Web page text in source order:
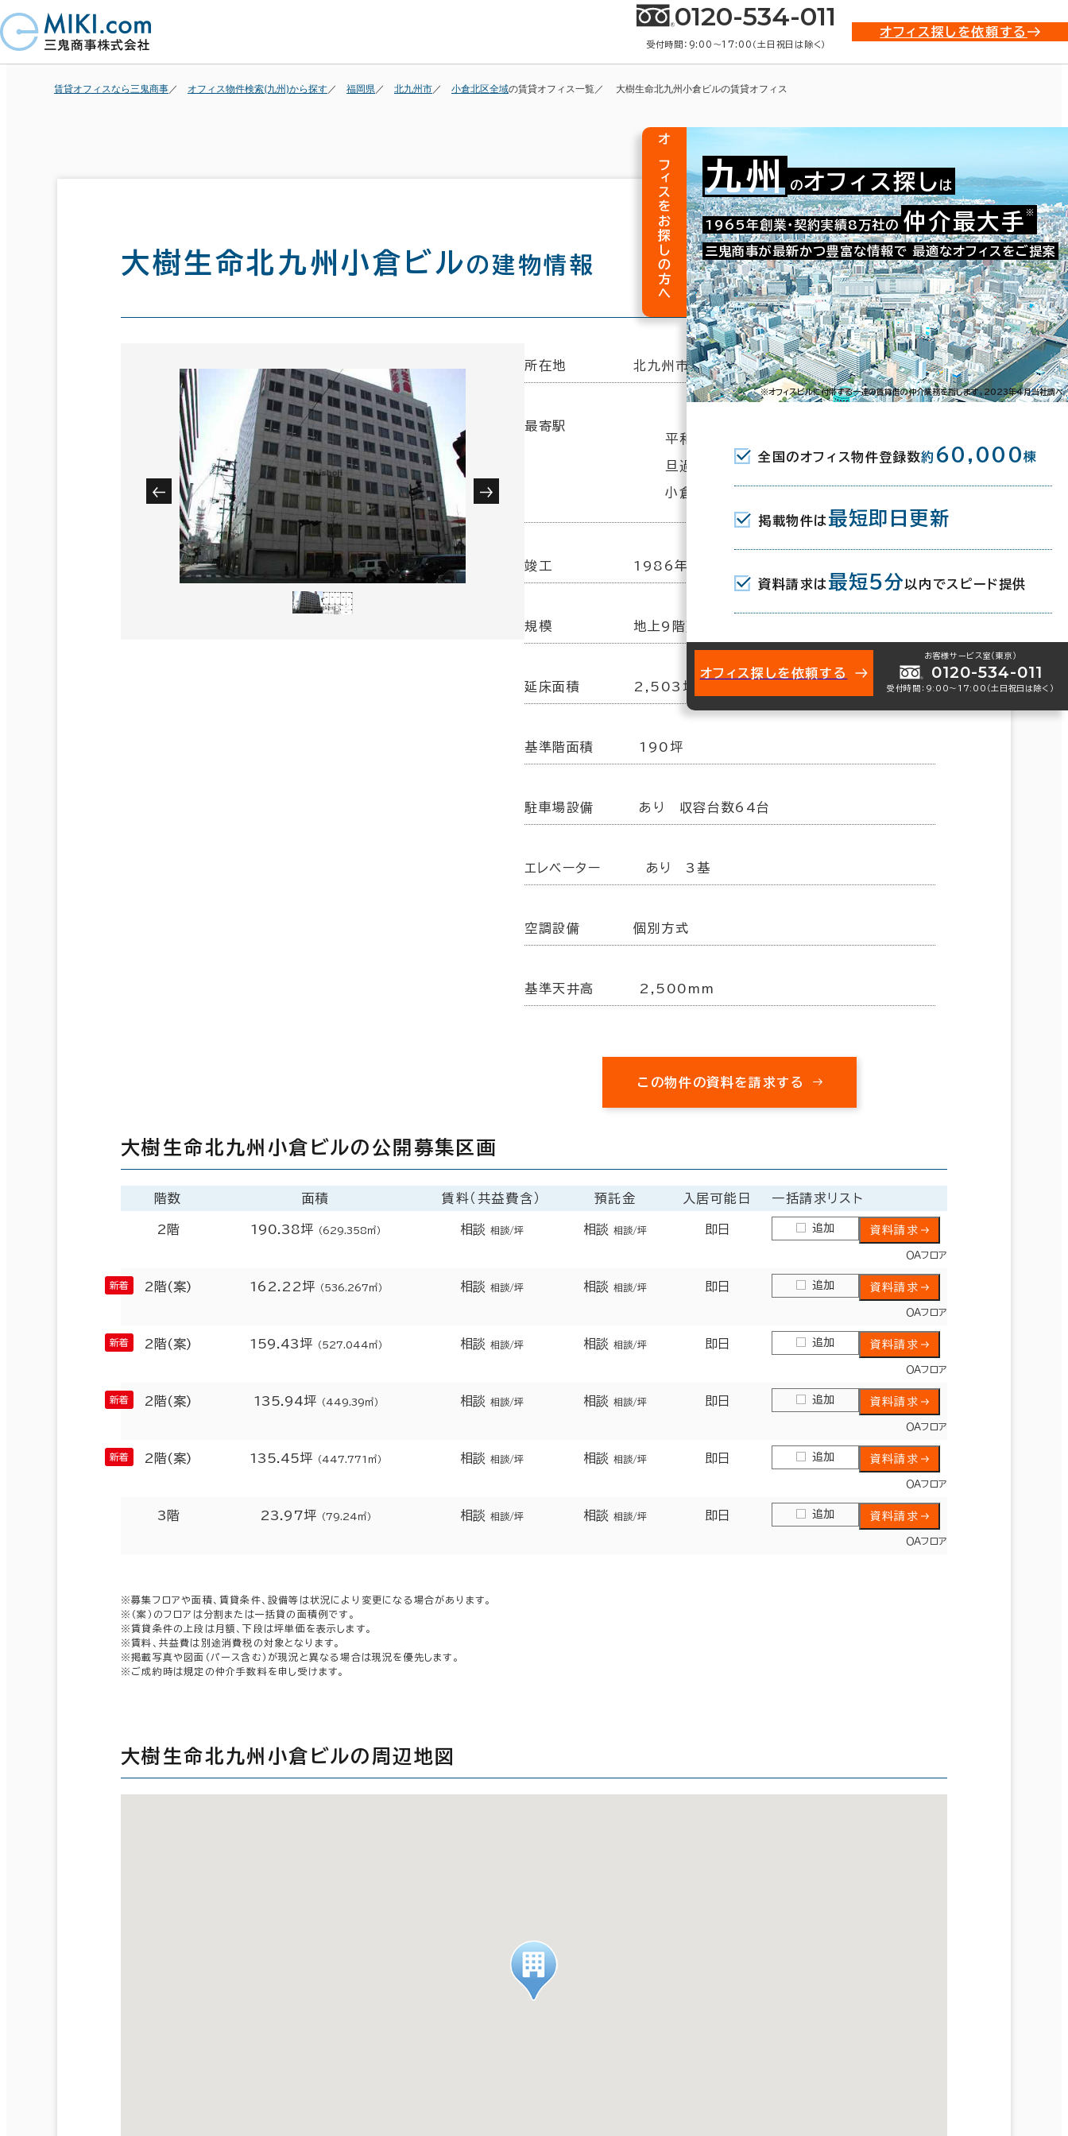
0120-534-011
受付時間：9:00〜17:00（土日祝日は除く）
オフィス探しを依頼する
賃貸オフィスなら三鬼商事 オフィス物件検索(九州)から探す 福岡県 北九州市 小倉北区全域の賃貸オフィス一覧 大樹生命北九州小倉ビルの賃貸オフィス
大樹生命北九州小倉ビルの建物情報
お問い合わせ番号：010-02520
所在地 北九州市小倉北区紺屋町12-4
最寄駅
平和通駅(北九州モノレール) 南口(東) 6分
旦過駅(北九州モノレール) 7分
小倉駅(JR) 小倉城口 11分
竣工 1986年 1月（リニューアル：2009年 1月）
規模 地上9階建
延床面積 2,503坪
基準階面積 190坪
駐車場設備 あり 収容台数64台
エレベーター あり 3基
空調設備 個別方式
基準天井高 2,500mm
この物件の資料を請求する
大樹生命北九州小倉ビルの公開募集区画
階数 面積 賃料（共益費含） 預託金 入居可能日 一括請求リスト
2階 190.38坪 （629.358㎡） 相談 相談/坪 相談 相談/坪 即日 追加 資料請求
ＯＡフロア
2階(案) 162.22坪 （536.267㎡） 相談 相談/坪 相談 相談/坪 即日 追加 資料請求
ＯＡフロア
2階(案) 159.43坪 （527.044㎡） 相談 相談/坪 相談 相談/坪 即日 追加 資料請求
ＯＡフロア
2階(案) 135.94坪 （449.39㎡） 相談 相談/坪 相談 相談/坪 即日 追加 資料請求
ＯＡフロア
2階(案) 135.45坪 （447.771㎡） 相談 相談/坪 相談 相談/坪 即日 追加 資料請求
ＯＡフロア
3階 23.97坪 （79.24㎡） 相談 相談/坪 相談 相談/坪 即日 追加 資料請求
ＯＡフロア
※募集フロアや面積、賃貸条件、設備等は状況により変更になる場合があります。
※（案）のフロアは分割または一括貸の面積例です。
※賃貸条件の上段は月額、下段は坪単価を表示します。
※賃料、共益費は別途消費税の対象となります。
※掲載写真や図面（パース含む）が現況と異なる場合は現況を優先します。
※ご成約時は規定の仲介手数料を申し受けます。
大樹生命北九州小倉ビルの周辺地図
オフィスをお探しの方へ 九州 のオフィス探し は
1965年創業・契約実績8万社の 仲介最大手 ※
三鬼商事が最新かつ豊富な情報で 最適なオフィスをご提案
※オフィスビルに付帯する一連の賃貸借の仲介業務を指します。2023年4月当社調べ
全国のオフィス物件登録数約 60,000棟
掲載物件は 最短即日更新
資料請求は 最短5分 以内でスピード提供
オフィス探しを依頼する
お客様サービス室（東京）
0120-534-011
受付時間：9:00〜17:00（土日祝日は除く）